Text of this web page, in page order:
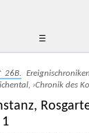
☰
26B. Ereignischroniken
›Chronik des
1